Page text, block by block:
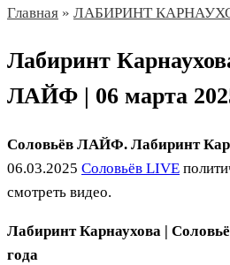
Главная » ЛАБИРИНТ
Лабиринт
ЛАЙФ | 06 марта
Соловьёв ЛАЙФ. Лабиринт
06.03.2025 Соловьёв LIVE
смотреть видео.
Лабиринт Карнаухова |
года